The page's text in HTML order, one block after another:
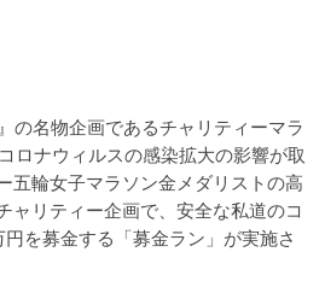
の名物企画であるチャリティーマラ
ロナウィルスの感染拡大の影響が取
五輪女子マラソン金メダリストの高
ャリティー企画で、安全な私道のコ
を募金する「募金ラン」が実施さ